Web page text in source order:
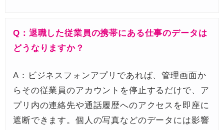
Q：退職した従業員の携帯にある仕事のデータは
どうなりますか？
A：ビジネスフォンアプリであれば、管理画面か
らその従業員のアカウントを停止するだけで、ア
プリ内の連絡先や通話履歴へのアクセスを即座に
遮断できます。個人の写真などのデータには影響